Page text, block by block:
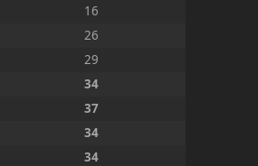
16
26
29
34
37
34
34